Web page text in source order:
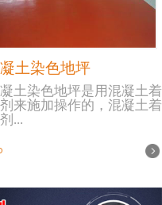
土染色地坪
土染色地坪是用混凝土着
来施加操作的，混凝土着
...